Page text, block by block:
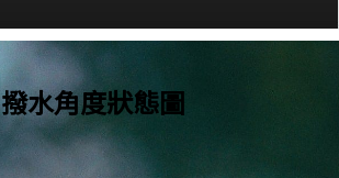
撥水角度狀態圖